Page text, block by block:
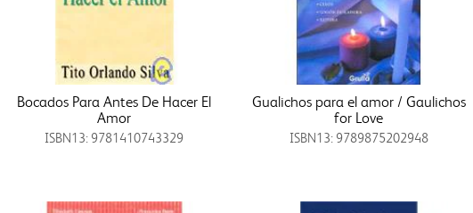
Bocados Para Antes De Hacer El
Amor
ISBN13: 9781410743329
Gualichos para el amor / Gaulichos
for Love
ISBN13: 9789875202948